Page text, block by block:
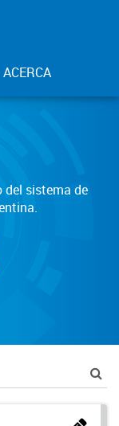
ACERCA
del sistema de